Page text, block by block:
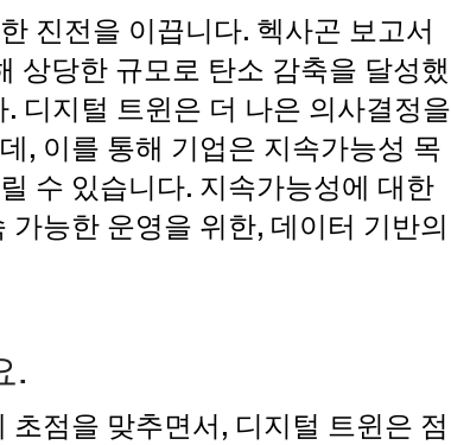
진전을 이끕니다. 헥사곤 보고서
상당한 규모로 탄소 감축을 달성했
디지털 트윈은 더 나은 의사결정을
, 이를 통해 기업은 지속가능성 목
수 있습니다. 지속가능성에 대한
능한 운영을 위한, 데이터 기반의
.
점을 맞추면서, 디지털 트윈은 점